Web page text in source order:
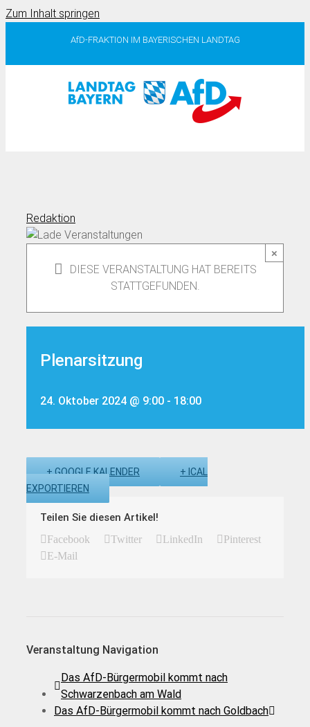
Zum Inhalt springen
AfD-FRAKTION IM BAYERISCHEN LANDTAG
Redaktion
×
DIESE VERANSTALTUNG HAT BEREITS
STATTGEFUNDEN.
Plenarsitzung
24. Oktober 2024 @ 9:00 - 18:00
+ GOOGLE KALENDER
+ ICAL
EXPORTIEREN
Teilen Sie diesen Artikel!
Facebook Twitter LinkedIn
Pinterest
E-Mail
Veranstaltung Navigation
Das AfD-Bürgermobil kommt nach
Schwarzenbach am Wald
Das AfD-Bürgermobil kommt nach Goldbach